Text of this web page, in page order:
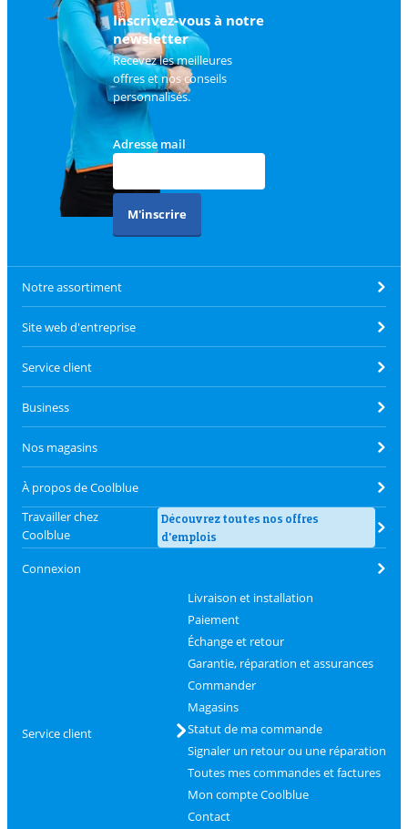
Inscrivez-vous à notre
newsletter
Recevez les meilleures
offres et nos conseils
personnalisés.
Adresse mail
M'inscrire
Notre assortiment
Site web d'entreprise
Service client
Business
Nos magasins
À propos de Coolblue
Travailler chez
Coolblue
Découvrez toutes nos offres
d'emplois
Connexion
Service client
Livraison et installation
Paiement
Échange et retour
Garantie, réparation et assurances
Commander
Magasins
Statut de ma commande
Signaler un retour ou une réparation
Toutes mes commandes et factures
Mon compte Coolblue
Contact